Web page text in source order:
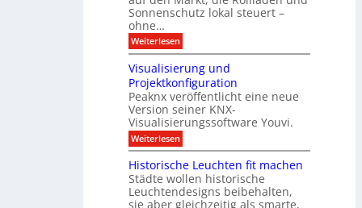
n
e
a
t
e
n
a
n
a
l
y
s
e
d
i
r
e
k
t
i
e
r
C
o
n
t
o
l
l
e
r
m
t
K
N
X
Sonnenschutz lokal steuert –
ohne…
Weiterlesen:
S
e
u
e
r
u
n
g
f
ü
r
S
o
Visualisierung und
Projektkonfiguration
Peaknx veröffentlicht eine neue
Version seiner KNX-
Visualisierungssoftware Youvi.
Weiterlesen:
V
s
u
a
l
Historische Leuchten fit machen
Städte wollen historische
Leuchtendesigns beibehalten,
sie aber gleichzeitig als smarte,